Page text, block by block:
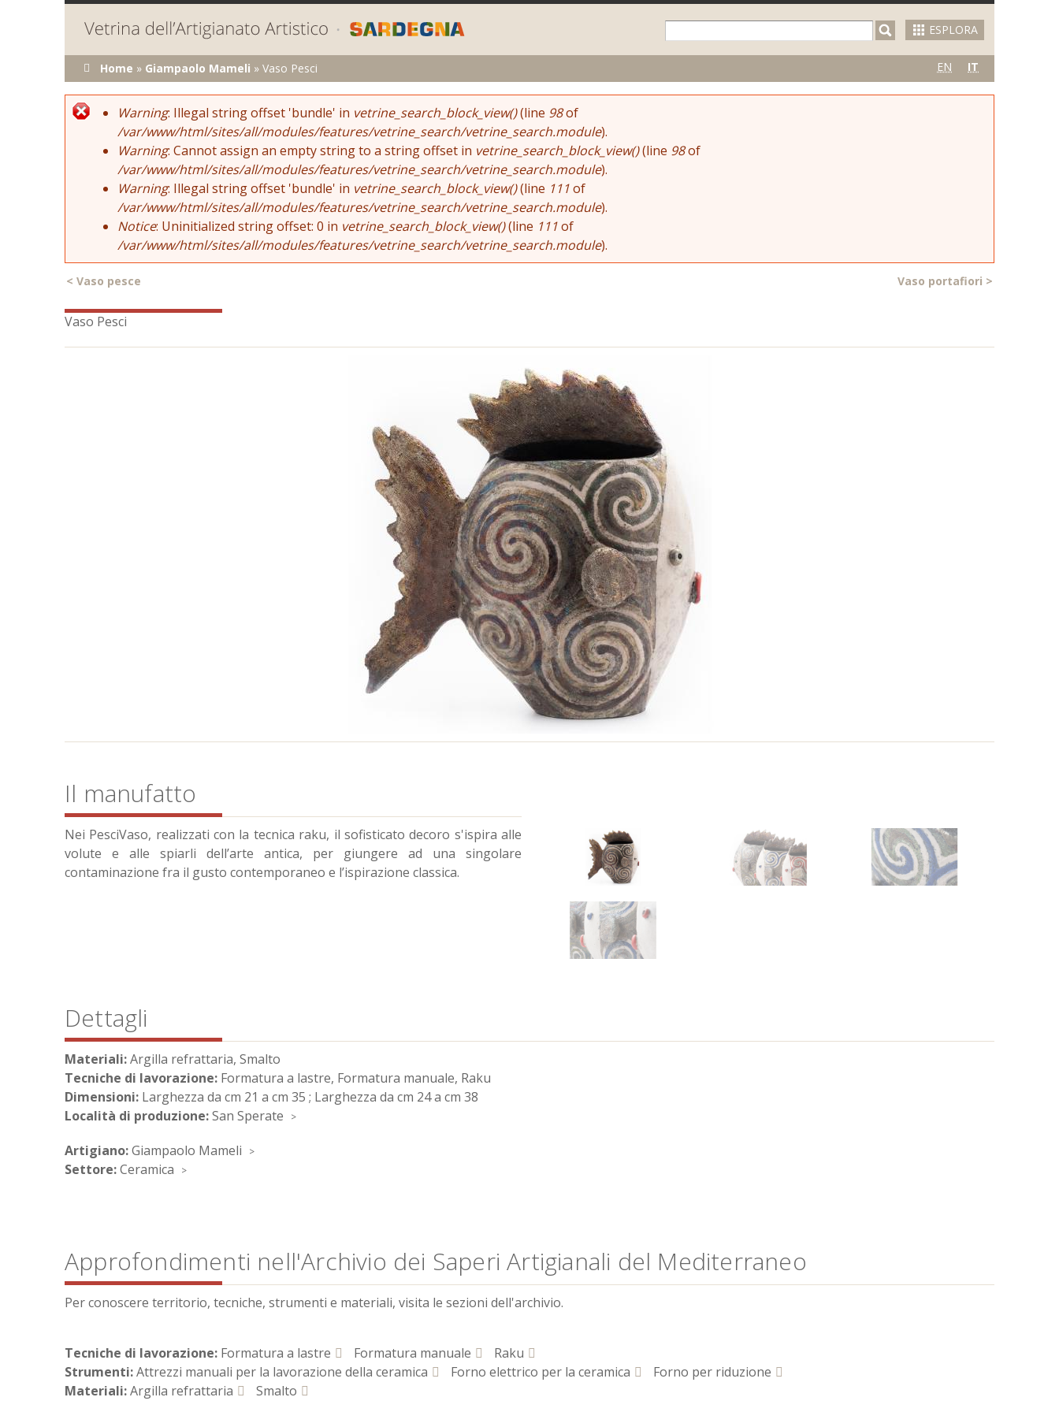
ESPLORA
Tu sei qui
Home » Giampaolo Mameli » Vaso Pesci EN IT
Error message
Warning: Illegal string offset 'bundle' in vetrine_search_block_view()(line 98of
/var/www/html/sites/all/modules/features/vetrine_search/vetrine_search.module).
Warning: Cannot assign an empty string to a string offset in vetrine_search_block_view()(line 98of
/var/www/html/sites/all/modules/features/vetrine_search/vetrine_search.module).
Warning: Illegal string offset 'bundle' in vetrine_search_block_view()(line 111of
/var/www/html/sites/all/modules/features/vetrine_search/vetrine_search.module).
Notice: Uninitialized string offset: 0 in vetrine_search_block_view()(line 111of
/var/www/html/sites/all/modules/features/vetrine_search/vetrine_search.module).
< Vaso pesce Vaso portafiori >
Vaso Pesci
Il manufatto
Nei PesciVaso, realizzati con la tecnica raku, il sofisticato decoro s'ispira alle
volute e alle spiarli dell’arte antica, per giungere ad una singolare
contaminazione fra il gusto contemporaneo e l’ispirazione classica.
Dettagli
Materiali:Argilla refrattaria, Smalto
Tecniche di lavorazione: Formatura a lastre, Formatura manuale, Raku
Dimensioni: Larghezza da cm 21 a cm 35 ; Larghezza da cm 24 a cm 38
Località di produzione:San Sperate
Artigiano:Giampaolo Mameli
Settore:Ceramica
Approfondimenti nell'Archivio dei Saperi Artigianali del Mediterraneo
Per conoscere territorio, tecniche, strumenti e materiali, visita le sezioni dell'archivio.
Tecniche di lavorazione: Formatura a lastre Formatura manuale
Raku
Strumenti:Attrezzi manuali per la lavorazione della ceramica Forno elettrico per la ceramica
Forno per riduzione
Materiali:Argilla refrattaria Smalto